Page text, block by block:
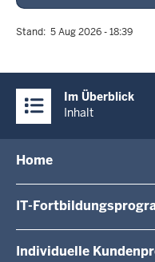
Stand 5 Aug 2026 - 18:39
Inhalte
Im Überblick
Inhalt
in
der
Fußzeile
Home
Veranstaltungsorte/-formate
Über uns
IT-
Individuelle